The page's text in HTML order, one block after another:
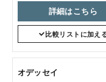
詳細はこちら
比較リストに加え
オデッセイ